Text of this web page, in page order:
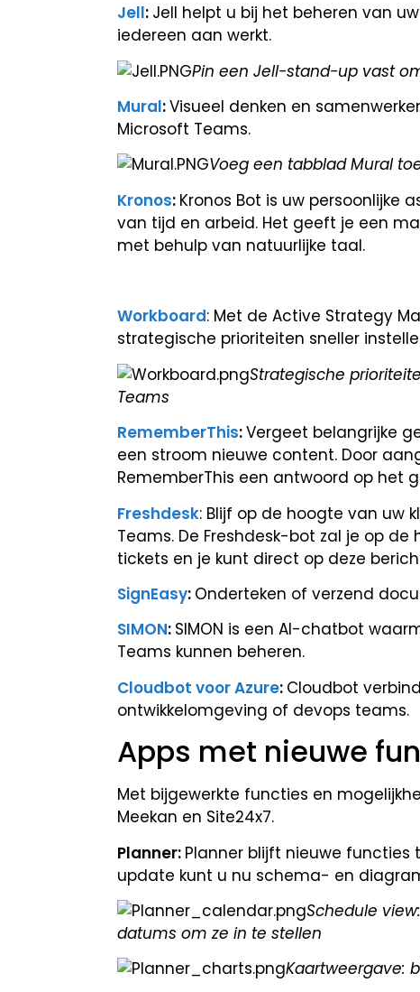
Jell: Jell helpt u bij het beheren van
iedereen aan werkt.
Pin een Jell-stand-up vast
Mural:Visueel denken en
Microsoft Teams.
Voeg een tabblad Mural
Kronos: Kronos Bot is uw persoonlijke
van tijd en arbeid. Het geeft je een
met behulp van natuurlijke taal.
Workboard: Met de Active Strategy
strategische prioriteiten sneller
Strategische
Teams
RememberThis:Vergeet belangrijke
een stroom nieuwe content. Door
RememberThis een antwoord op het
Freshdesk: Blijf op de hoogte van uw
Teams. De Freshdesk-bot zal je op
tickets en je kunt direct op deze
SignEasy: Onderteken of verzend
SIMON: SIMON is een AI-chatbot
Teams kunnen beheren.
Cloudbot voor Azure: Cloudbot
ontwikkelomgeving of devops teams.
Apps met nieuwe
Met bijgewerkte functies en
Meekan en Site24x7.
Planner: Planner blijft nieuwe
update kunt u nu schema- en
Schedule
datums om ze in te stellen
Kaartweergave: